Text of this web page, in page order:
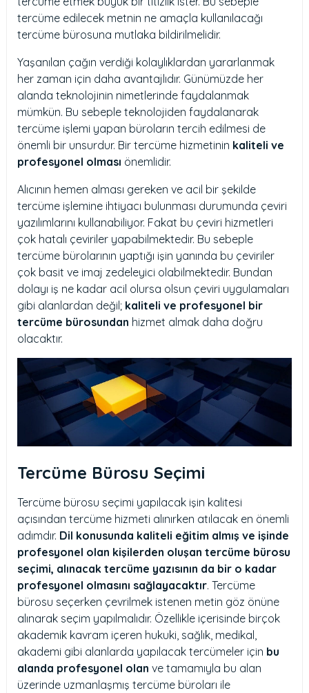
tercüme edilecek metnin ne amaçla kullanılacağı
tercüme bürosuna mutlaka bildirilmelidir.
Yaşanılan çağın verdiği kolaylıklardan yararlanmak
her zaman için daha avantajlıdır. Günümüzde her
alanda teknolojinin nimetlerinde faydalanmak
mümkün. Bu sebeple teknolojiden faydalanarak
tercüme işlemi yapan büroların tercih edilmesi de
önemli bir unsurdur. Bir tercüme hizmetinin kaliteli ve
profesyonel olması önemlidir.
Alıcının hemen alması gereken ve acil bir şekilde
tercüme işlemine ihtiyacı bulunması durumunda çeviri
yazılımlarını kullanabiliyor. Fakat bu çeviri hizmetleri
çok hatalı çeviriler yapabilmektedir. Bu sebeple
tercüme bürolarının yaptığı işin yanında bu çeviriler
çok basit ve imaj zedeleyici olabilmektedir. Bundan
dolayı iş ne kadar acil olursa olsun çeviri uygulamaları
gibi alanlardan değil; kaliteli ve profesyonel bir
tercüme bürosundan hizmet almak daha doğru
olacaktır.
Tercüme Bürosu Seçimi
Tercüme bürosu seçimi yapılacak işin kalitesi
açısından tercüme hizmeti alınırken atılacak en önemli
adımdır. Dil konusunda kaliteli eğitim almış ve işinde
profesyonel olan kişilerden oluşan tercüme bürosu
seçimi, alınacak tercüme yazısının da bir o kadar
profesyonel olmasını sağlayacaktır. Tercüme
bürosu seçerken çevrilmek istenen metin göz önüne
alınarak seçim yapılmalıdır. Özellikle içerisinde birçok
akademik kavram içeren hukuki, sağlık, medikal,
akademi gibi alanlarda yapılacak tercümeler için bu
alanda profesyonel olan ve tamamıyla bu alan
üzerinde uzmanlaşmış tercüme büroları ile